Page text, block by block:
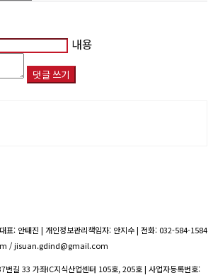
내용
댓글 쓰기
표: 안태진 | 개인정보관리책임자: 안지수 | 전화: 032-584-1584
/ jisuan.gdind@gmail.com
번길 33 가좌IC지식산업센터 105호, 205호 | 사업자등록번호: